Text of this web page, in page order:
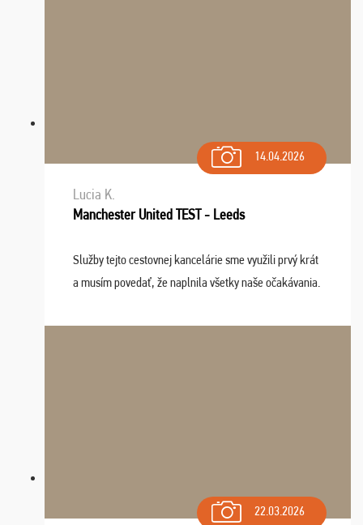
14.04.2026
Lucia K.
Manchester United TEST - Leeds
Služby tejto cestovnej kancelárie sme využili prvý krát
a musím povedať, že naplnila všetky naše očakávania.
dispozícii nonstop (milí, profesionálni ...
22.03.2026